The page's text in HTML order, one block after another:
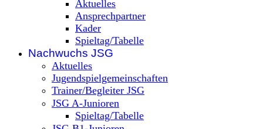
Aktuelles
Ansprechpartner
Kader
Spieltag/Tabelle
Nachwuchs JSG
Aktuelles
Jugendspielgemeinschaften
Trainer/Begleiter JSG
JSG A-Junioren
Spieltag/Tabelle